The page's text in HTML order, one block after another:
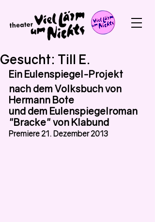
Gesucht: Till E.
Ein Eulenspiegel-Projekt
nach dem Volksbuch von
Hermann Bote
und dem Eulenspiegelroman
"Bracke" von Klabund
Premiere 21. Dezember 2013